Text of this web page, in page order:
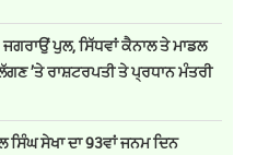
ਪੁਲ, ਸਿੱਧਵਾਂ ਕੈਨਾਲ ਤੇ ਮਾਡਲ
’ਤੇ ਰਾਸ਼ਟਰਪਤੀ ਤੇ ਪ੍ਰਧਾਨ ਮੰਤਰੀ
ਸੇਖਾ ਦਾ 93ਵਾਂ ਜਨਮ ਦਿਨ